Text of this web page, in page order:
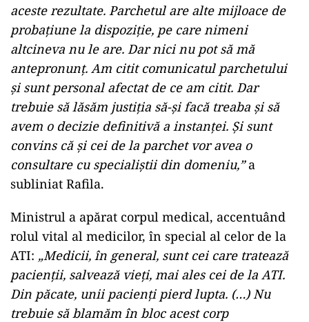
aceste rezultate. Parchetul are alte mijloace de
probațiune la dispoziție, pe care nimeni
altcineva nu le are. Dar nici nu pot să mă
antepronunț. Am citit comunicatul parchetului
și sunt personal afectat de ce am citit. Dar
trebuie să lăsăm justiția să-și facă treaba și să
avem o decizie definitivă a instanței. Și sunt
convins că și cei de la parchet vor avea o
consultare cu specialiștii din domeniu,”a
subliniat Rafila.
Ministrul a apărat corpul medical, accentuând
rolul vital al medicilor, în special al celor de la
ATI: „Medicii, în general, sunt cei care tratează
pacienții, salvează vieți, mai ales cei de la ATI.
Din păcate, unii pacienți pierd lupta. (…) Nu
trebuie să blamăm în bloc acest corp